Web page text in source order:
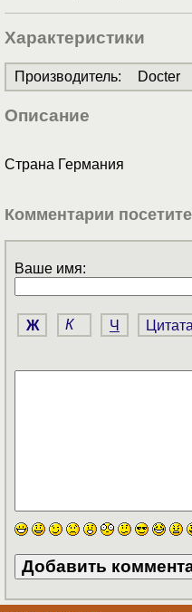
Характеристики
Производитель: Docter
Описание
Страна Германия
Комментарии
Ваше имя:
Ж К Ч Цитата